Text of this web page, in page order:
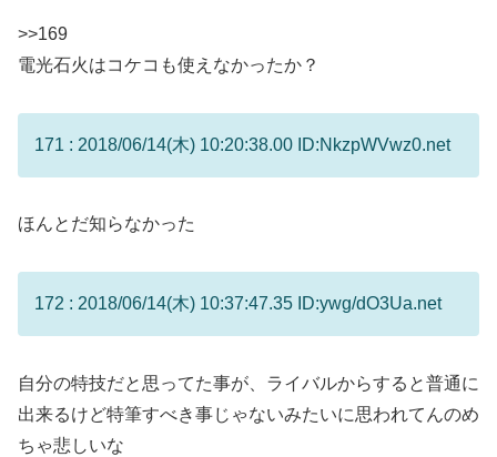
>>169
電光石火はコケコも使えなかったか？
171 : 2018/06/14(木) 10:20:38.00 ID:NkzpWVwz0.net
ほんとだ知らなかった
172 : 2018/06/14(木) 10:37:47.35 ID:ywg/dO3Ua.net
自分の特技だと思ってた事が、ライバルからすると普通に
出来るけど特筆すべき事じゃないみたいに思われてんのめ
ちゃ悲しいな